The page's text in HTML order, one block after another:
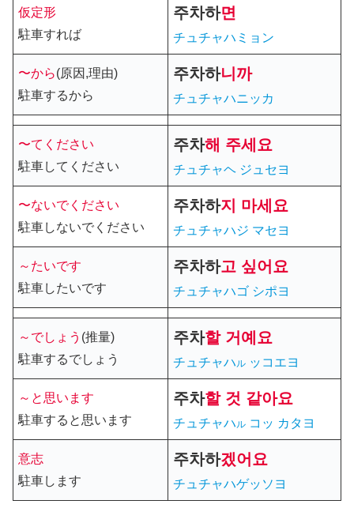
仮定形
駐車すれば
주차하면
チュチャハミョン
〜から(原因,理由)
駐車するから
주차하니까
チュチャハニッカ
〜てください
駐車してください
주차해 주세요
チュチャヘ ジュセヨ
〜ないでください
駐車しないでください
주차하지 마세요
チュチャハジ マセヨ
～たいです
駐車したいです
주차하고 싶어요
チュチャハゴ シポヨ
～でしょう (推量)
駐車するでしょう
주차할 거예요
チュチャハル ッコエヨ
～と思います
駐車すると思います
주차할것 같아요
チュチャハル コッ カタヨ
意志
駐車します
주차하겠어요
チュチャハゲッソヨ